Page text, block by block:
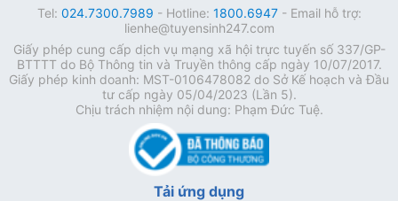
Tel: 024.7300.7989 - Hotline: 1800.6947- Email hỗ trợ:
lienhe@tuyensinh247.com
Giấy phép cung cấp dịch vụ mạng xã hội trực tuyến số 337/GP-
BTTTT do Bộ Thông tin và Truyền thông cấp ngày 10/07/2017.
Giấy phép kinh doanh: MST-0106478082 do Sở Kế hoạch và Đầu
tư cấp ngày 05/04/2023 (Lần 5).
Chịu trách nhiệm nội dung: Phạm Đức Tuệ.
Tải ứng dụng